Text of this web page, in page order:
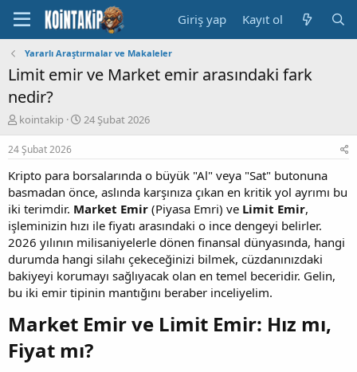
Giriş yap Kayıt ol
Yararlı Araştırmalar ve Makaleler
Limit emir ve Market emir arasındaki fark
nedir?
K
o
n
y
u
B
a
ş
l
a
t
a
kointakip
B
a
a
n
g
ç
t
a
r
i
i
24 Şubat 2026
24 Şubat 2026
Kripto para borsalarında o büyük "Al" veya "Sat" butonuna
basmadan önce, aslında karşınıza çıkan en kritik yol ayrımı bu
iki terimdir. Market Emir (Piyasa Emri) ve Limit Emir,
işleminizin hızı ile fiyatı arasındaki o ince dengeyi belirler.
2026 yılının milisaniyelerle dönen finansal dünyasında, hangi
durumda hangi silahı çekeceğinizi bilmek, cüzdanınızdaki
bakiyeyi korumayı sağlıyacak olan en temel beceridir. Gelin,
bu iki emir tipinin mantığını beraber inceliyelim.
Market Emir ve Limit Emir: Hız mı,
Fiyat mı?​